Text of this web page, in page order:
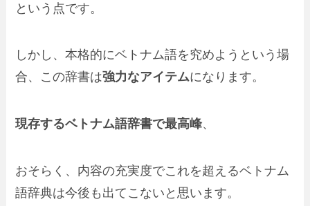
という点です。
しかし、本格的にベトナム語を究めようという場
合、この辞書は強力なアイテムになります。
現存するベトナム語辞書で最高峰、
おそらく、内容の充実度でこれを超えるベトナム
語辞典は今後も出てこないと思います。